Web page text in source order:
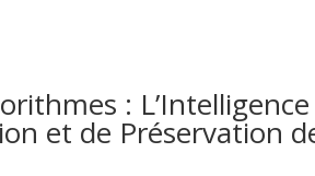
: L’Intelligence
et de Préservation